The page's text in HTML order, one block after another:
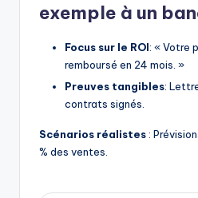
exemple à un
Focus sur le ROI: « Votre
remboursé en 24 mois. »
Preuves tangibles:
contrats signés.
Scénarios réalistes :
% des ventes.